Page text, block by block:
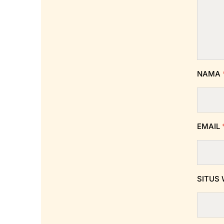
NAMA
EMAIL
SITUS